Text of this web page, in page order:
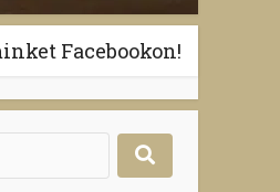
Facebookon!